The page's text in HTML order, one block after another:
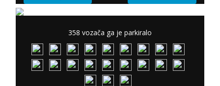
358 vozača ga je parkiralo